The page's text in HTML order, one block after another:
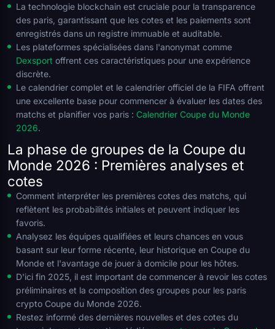
La technologie blockchain est cruciale pour la transparence
des paris, garantissant que les cotes et les paiements sont
enregistrés dans un registre immuable et auditable.
Les plateformes spécialisées dans l'anonymat comme
Dexsport offrent ces caractéristiques pour une expérience
discrète.
Le calendrier complet et le calendrier officiel de la FIFA offrent
une excellente base pour commencer à évaluer les dates des
matchs et planifier vos paris : Calendrier Coupe du Monde
2026.
La phase de groupes de la Coupe du
Monde 2026 : Premières analyses et
cotes
Comment interpréter les premières cotes des matchs, qui
reflètent les probabilités initiales et peuvent indiquer les
favoris.
Analysez les équipes qualifiées et leurs chances en vous
basant sur leur forme récente, leur historique en Coupe du
Monde et l'avantage de jouer à domicile pour les hôtes.
D'ici fin 2025, il est important de commencer à revoir les cotes
préliminaires et la composition des groupes pour les paris
crypto Coupe du Monde 2026.
Restez informé des dernières nouvelles et des cotes du